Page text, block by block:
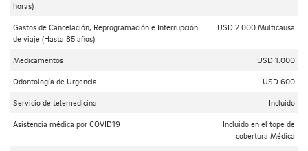
horas)
Gastos de Cancelación, Reprogramación e Interrupción
de viaje (Hasta 85 años)
USD 2.000 Multicausa
Medicamentos USD 1.000
Odontología de Urgencia USD 600
Servicio de telemedicina Incluido
Asistencia médica por COVID19
Incluido en el tope de
cobertura Médica